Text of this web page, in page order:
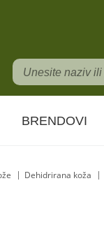
BRENDOVI
Dehidrirana koža